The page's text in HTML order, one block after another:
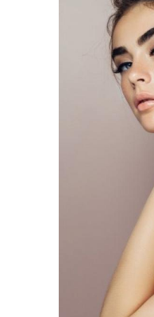
Черное платье
Серебряное платье
бордового платья
Цветы для маникюра